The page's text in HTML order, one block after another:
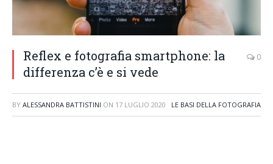
Reflex e fotografia smartphone: la
differenza c’è e si vede
0
BY ALESSANDRA BATTISTINI ON 17 LUGLIO 2020 LE BASI DELLA FOTOGRAFIA